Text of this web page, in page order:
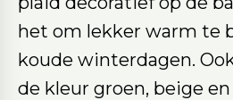
het om lekker warm te
koude winterdagen.
de kleur groen, beige